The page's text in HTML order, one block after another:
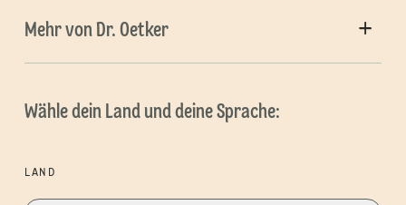
Mehr von Dr. Oetker
Wähle dein Land und deine Sprache:
LAND